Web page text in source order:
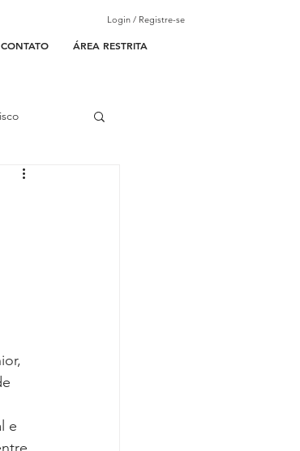
CONTATO ÁREA RESTRITA
Login / Registre-se
e